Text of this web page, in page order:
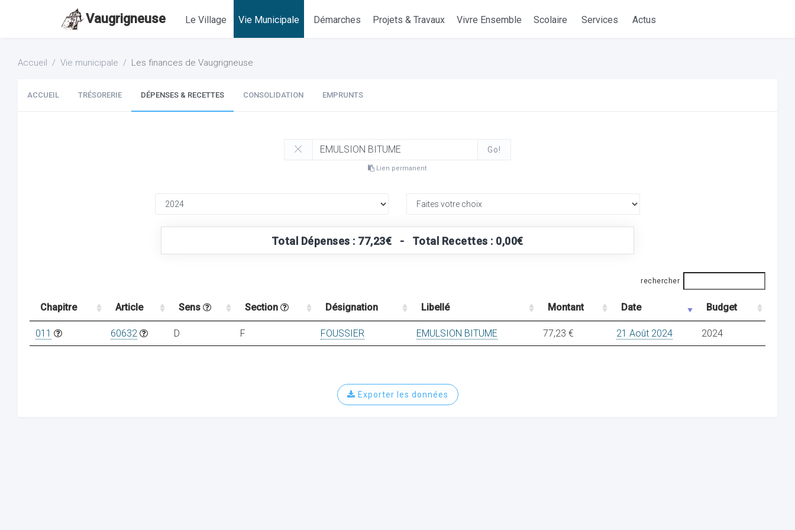
Vaugrigneuse Le Village Vie Municipale Démarches Projets & Travaux Vivre Ensemble Scolaire Services Actus
Accueil Vie municipale Les finances de Vaugrigneuse
ACCUEIL TRÉSORERIE DÉPENSES & RECETTES CONSOLIDATION EMPRUNTS
Go!
Lien permanent
Total Dépenses : 77,23€ - Total Recettes : 0,00€
rechercher
Chapitre Article Sens Section Désignation Libellé Montant Date Budget
011 60632 D F FOUSSIER EMULSION BITUME 77,23 € 21 Août 2024 2024
Exporter les données